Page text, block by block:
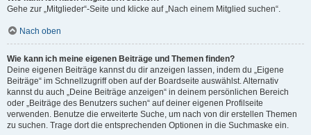
Gehe zur „Mitglieder“-Seite und klicke auf „Nach einem Mitglied suchen“.
Nach oben
Wie kann ich meine eigenen Beiträge und Themen finden?
Deine eigenen Beiträge kannst du dir anzeigen lassen, indem du „Eigene
Beiträge“ im Schnellzugriff oben auf der Boardseite auswählst. Alternativ
kannst du auch „Deine Beiträge anzeigen“ in deinem persönlichen Bereich
oder „Beiträge des Benutzers suchen“ auf deiner eigenen Profilseite
verwenden. Benutze die erweiterte Suche, um nach von dir erstellen Themen
zu suchen. Trage dort die entsprechenden Optionen in die Suchmaske ein.